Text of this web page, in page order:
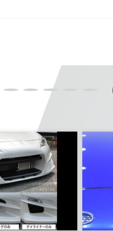
お願い致します。
ご了承ください。
承ください。